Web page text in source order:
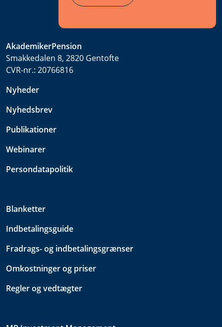
AkademikerPension
Smakkedalen 8, 2820 Gentofte
CVR-nr.: 20766816
Nyheder
Nyhedsbrev
Publikationer
Webinarer
Persondatapolitik
Blanketter
Indbetalingsguide
Fradrags- og indbetalingsgrænser
Omkostninger og priser
Regler og vedtægter